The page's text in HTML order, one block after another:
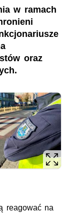
w ramach
oraz
reagować na